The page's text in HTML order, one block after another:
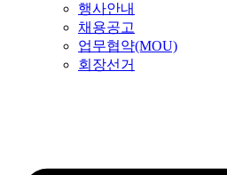
행사안내
채용공고
업무협약(MOU)
회장선거